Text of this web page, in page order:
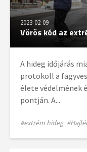
2023-02-09
Vörös kód az
A hideg időjárás
protokoll a
élete védelmének
pontján. A...
#extrém hideg